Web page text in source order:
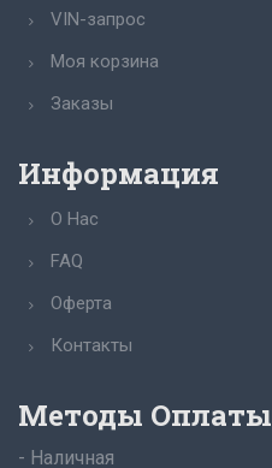
VIN-запрос
Моя корзина
Заказы
Информация
О Нас
FAQ
Оферта
Контакты
Методы Оплаты
- Наличная